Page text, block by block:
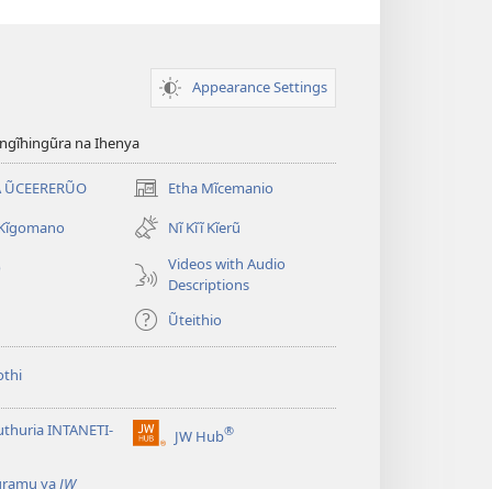
Appearance Settings
na Ihenya
ŨCEERERŨO Etha Mĩcemanio
(opens
new
window)
Nĩ Kĩĩ Kĩerũ
Videos with Audio
Descriptions
Ũteithio
INTANETI-
JW Hub®
(opens
yaJW